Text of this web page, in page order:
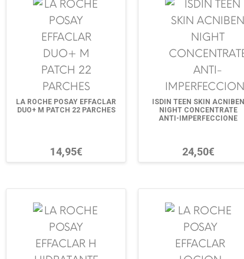
LA ROCHE POSAY EFFACLAR
DUO+ M PATCH 22 PARCHES
14,95€
ISDIN TEEN SKIN ACNIBEN
NIGHT CONCENTRATE
ANTI-IMPERFECCIONE
24,50€